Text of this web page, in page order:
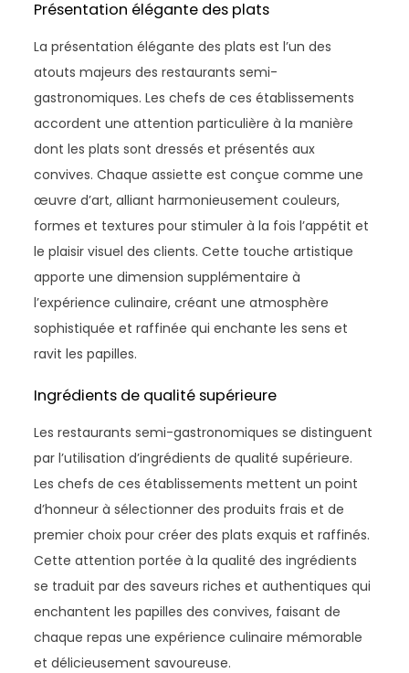
Présentation élégante des plats
La présentation élégante des plats est l’un des
atouts majeurs des restaurants semi-
gastronomiques. Les chefs de ces établissements
accordent une attention particulière à la manière
dont les plats sont dressés et présentés aux
convives. Chaque assiette est conçue comme une
œuvre d’art, alliant harmonieusement couleurs,
formes et textures pour stimuler à la fois l’appétit et
le plaisir visuel des clients. Cette touche artistique
apporte une dimension supplémentaire à
l’expérience culinaire, créant une atmosphère
sophistiquée et raffinée qui enchante les sens et
ravit les papilles.
Ingrédients de qualité supérieure
Les restaurants semi-gastronomiques se distinguent
par l’utilisation d’ingrédients de qualité supérieure.
Les chefs de ces établissements mettent un point
d’honneur à sélectionner des produits frais et de
premier choix pour créer des plats exquis et raffinés.
Cette attention portée à la qualité des ingrédients
se traduit par des saveurs riches et authentiques qui
enchantent les papilles des convives, faisant de
chaque repas une expérience culinaire mémorable
et délicieusement savoureuse.